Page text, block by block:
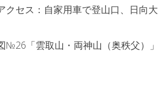
クセス：自家用車で登山口、日向大
№26「雲取山・両神山（奥秩父）」